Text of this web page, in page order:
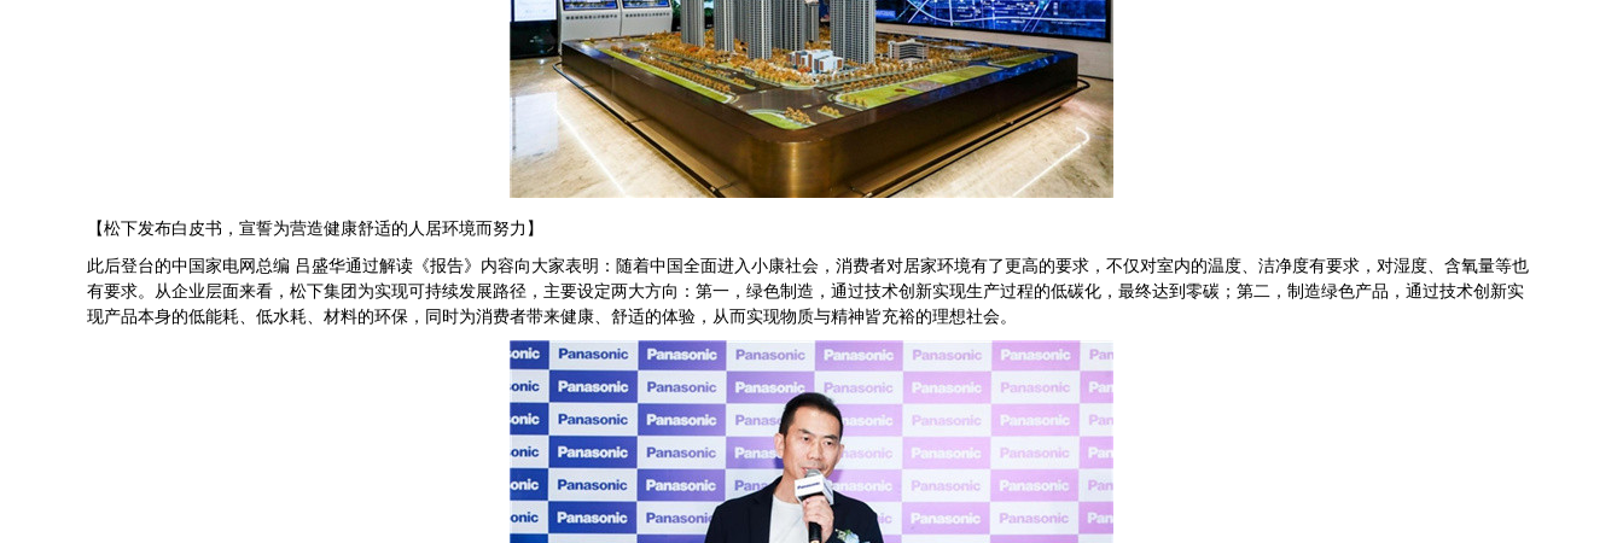
【松下发布白皮书，宣誓为营造健康舒适的人居环境而努力】
此后登台的中国家电网总编 吕盛华通过解读《报告》内容向大家表明：随着中国全面进入小康社会，消费者对居家环境有了更高的要求，不仅对室内的温度、洁净度有要求，对湿度、含氧量等也
有要求。从企业层面来看，松下集团为实现可持续发展路径，主要设定两大方向：第一，绿色制造，通过技术创新实现生产过程的低碳化，最终达到零碳；第二，制造绿色产品，通过技术创新实
现产品本身的低能耗、低水耗、材料的环保，同时为消费者带来健康、舒适的体验，从而实现物质与精神皆充裕的理想社会。